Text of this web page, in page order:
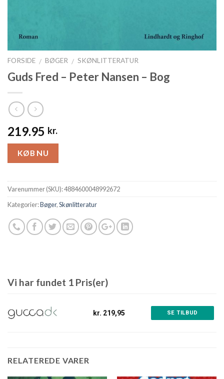
FORSIDE / BØGER / SKØNLITTERATUR
Guds Fred – Peter Nansen – Bog
219.95 kr.
KØB NU
Varenummer (SKU):4884600048992672
Kategorier:Bøger,Skønlitteratur
Vi har fundet 1 Pris(er)
kr. 219,95 SE TILBUD
RELATEREDE VARER